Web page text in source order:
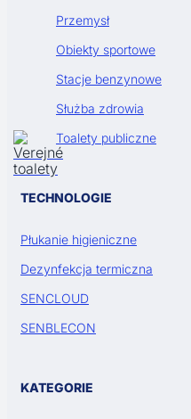
Przemysł
Obiekty sportowe
Stacje benzynowe
Służba zdrowia
Toalety publiczne
TECHNOLOGIE
Płukanie higieniczne
Dezynfekcja termiczna
SENCLOUD
SENBLECON
KATEGORIE